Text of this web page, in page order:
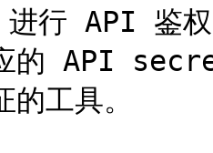
行 API 鉴权
的 API
工具。